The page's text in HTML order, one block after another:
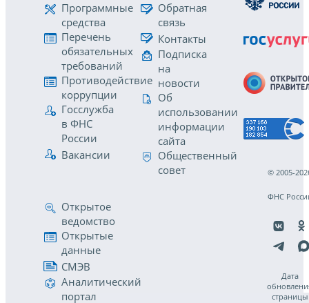
Программные
средства
Перечень
обязательных
требований
Противодействие
коррупции
Госслужба
в ФНС
России
Вакансии
Обратная
связь
Контакты
Подписка
на
новости
Об
использовании
информации
сайта
Общественный
совет
Открытое
ведомство
Открытые
данные
СМЭВ
Аналитический
портал
© 2005-
ФНС
Дата
страницы